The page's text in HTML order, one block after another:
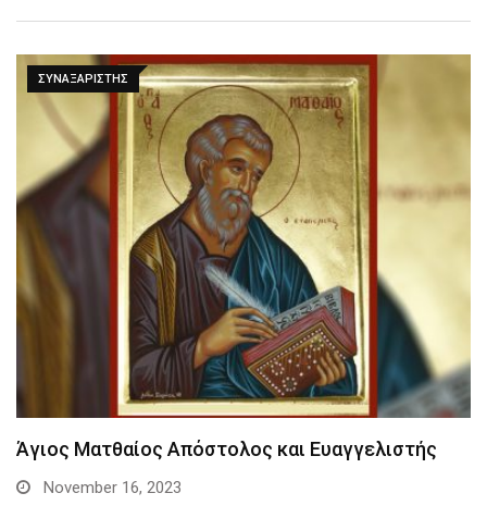
ΣΥΝΑΞΑΡΙΣΤΗΣ
Άγιος Ματθαίος Απόστολος και Ευαγγελιστής
November 16, 2023